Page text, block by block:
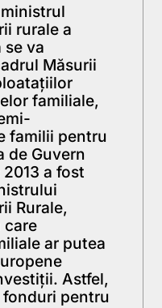
rurale a
se va
Măsurii
familiale,
familii pentru
de Guvern
a fost
Rurale,
care
ar putea
Astfel,
pentru